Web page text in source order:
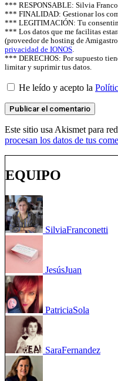
*** RESPONSABLE: Silvia
*** FINALIDAD: Gestionar los
*** LEGITIMACIÓN: Tu
*** Los datos que me facilitas
(proveedor de hosting de
privacidad de IONOS.
*** DERECHOS: Por supuesto
limitar y suprimir tus datos.
He leído y acepto la
Este sitio usa Akismet para
procesan los datos de tus
EQUIPO
SilviaFranconetti
JesúsJuan
PatriciaSola
SaraFernandez